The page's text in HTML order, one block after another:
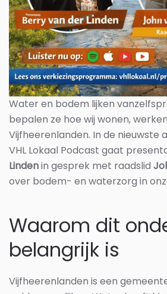
Water en bodem lijken
bepalen ze hoe wij wonen,
Vijfheerenlanden. In de nieuwste
VHL Lokaal Podcast gaat
Lindenin gesprek met raadslid
over bodem- en waterzorg in
Waarom dit
belangrijk is
Vijfheerenlanden is een